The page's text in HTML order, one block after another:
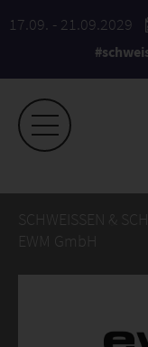
17.09. - 21.09.2029
SCHWEISSEN &
EWM GmbH